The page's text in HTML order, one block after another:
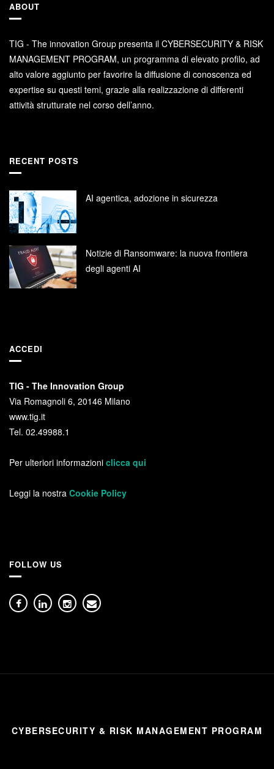
ABOUT
TIG - The innovation Group presenta il CYBERSECURITY & RISK
MANAGEMENT PROGRAM, un programma di elevato profilo, ad
alto valore aggiunto per favorire la diffusione di conoscenza ed
expertise su questi temi, grazie alla realizzazione di differenti
attività strutturate nel corso dell’anno.
RECENT POSTS
AI agentica, adozione in sicurezza
Notizie di Ransomware: la nuova frontiera
degli agenti AI
ACCEDI
TIG - The Innovation Group
Via Romagnoli 6, 20146 Milano
www.tig.it
Tel. 02.49988.1
Per ulteriori informazioni clicca qui
Leggi la nostra Cookie Policy
FOLLOW US
CYBERSECURITY & RISK MANAGEMENT PROGRAM